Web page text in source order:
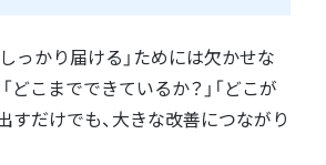
っかり届ける」ためには欠かせな
どこまでできているか？」「どこが
すだけでも、大きな改善につながり